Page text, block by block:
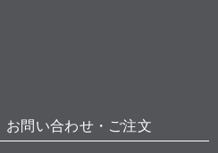
お問い合わせ・ご注文